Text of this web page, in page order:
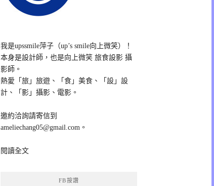
我是upssmile萍子（up’s smile向上微笑）！
本身是設計師，也是向上微笑 旅食設影 攝
影師。
熱愛「旅」旅遊、「食」美食、「設」設
計、「影」攝影、電影。
邀約洽詢請寄信到
ameliechang05@gmail.com。
閱讀全文
FB按讚